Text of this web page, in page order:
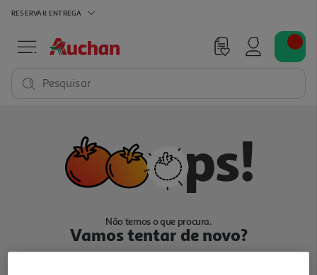
RESERVAR ENTREGA
Pesquisar
Não temos o que procura.
Vamos tentar de novo?